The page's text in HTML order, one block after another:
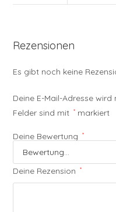
Rezensionen
Es gibt noch keine
Deine E-Mail-Adresse
Felder sind mit * markiert
Deine Bewertung *
Deine Rezension *